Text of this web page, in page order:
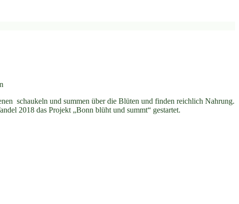
schaukeln und summen über die Blüten und finden reichlich Nahrung.
2018 das Projekt „Bonn blüht und summt“ gestartet.